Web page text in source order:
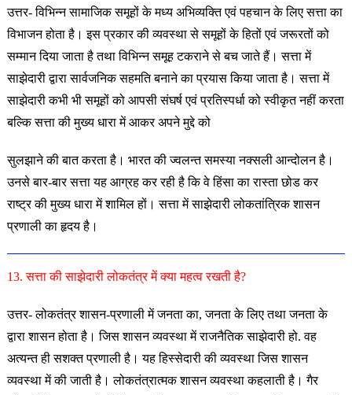
उत्तर- विभिन्न सामाजिक समूहों के मध्य अभिव्यक्ति एवं पहचान के लिए सत्ता का
विभाजन होता है। इस प्रकार की व्यवस्था से समूहों के हितों एवं जरूरतों को
सम्मान दिया जाता है तथा विभिन्न समूह टकराने से बच जाते हैं। सत्ता में
साझेदारी द्वारा सार्वजनिक सहमति बनाने का प्रयास किया जाता है। सत्ता में
साझेदारी कभी भी समूहों को आपसी संघर्ष एवं प्रतिस्पर्धा को स्वीकृत नहीं करता
बल्कि सत्ता की मुख्य धारा में आकर अपने मुद्दे को
सुलझाने की बात करता है। भारत की ज्वलन्त समस्या नक्सली आन्दोलन है।
उनसे बार-बार सत्ता यह आग्रह कर रही है कि वे हिंसा का रास्ता छोड कर
राष्ट्र की मुख्य धारा में शामिल हों। सत्ता में साझेदारी लोकतांत्रिक शासन
प्रणाली का हृदय है।
13. सत्ता की साझेदारी लोकतंत्र में क्या महत्व रखती है?
उत्तर- लोकतंत्र शासन-प्रणाली में जनता का, जनता के लिए तथा जनता के
द्वारा शासन होता है। जिस शासन व्यवस्था में राजनैतिक साझेदारी हो. वह
अत्यन्त ही सशक्त प्रणाली है। यह हिस्सेदारी की व्यवस्था जिस शासन
व्यवस्था में की जाती है। लोकतंत्रात्मक शासन व्यवस्था कहलाती है। गैर